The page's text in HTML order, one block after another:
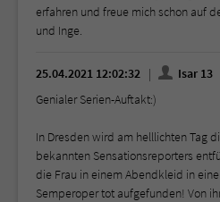
erfahren und freue mich schon auf
und Inge.
25.04.2021 12:02:32
Isar 13
Genialer Serien-Auftakt:)
In Dresden wird am helllichten Tag
bekannten Sensationsreporters
die Frau in einem Abendkleid in
Semperoper tot aufgefunden! Von